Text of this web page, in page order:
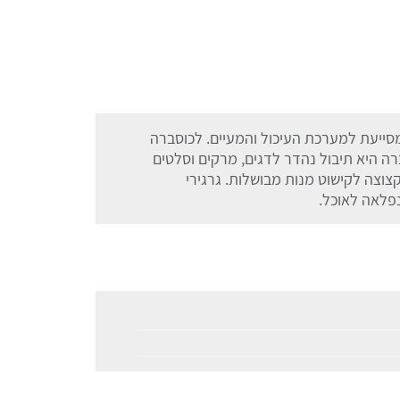
למערכת העיכול והמעיים. לכוסברה
היא תיבול נהדר לדגים, מרקים וסלטים
לקישוט מנות מבושלות. גרגירי
לאוכל.